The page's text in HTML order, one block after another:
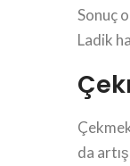
Sonuç
Ladik
da